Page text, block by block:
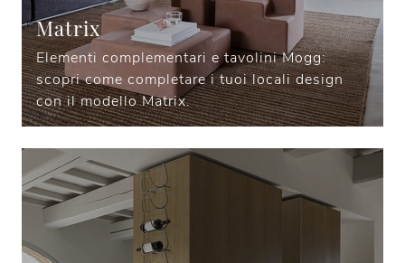
Matrix
Elementi complementari e tavolini Mogg:
scopri come completare i tuoi locali design
con il modello Matrix.